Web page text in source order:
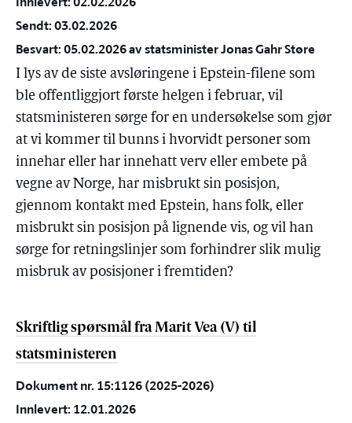
Sendt: 03.02.2026
Besvart: 05.02.2026 av statsminister Jonas Gahr Støre
I lys av de siste avsløringene i Epstein-filene som
ble offentliggjort første helgen i februar, vil
statsministeren sørge for en undersøkelse som gjør
at vi kommer til bunns i hvorvidt personer som
innehar eller har innehatt verv eller embete på
vegne av Norge, har misbrukt sin posisjon,
gjennom kontakt med Epstein, hans folk, eller
misbrukt sin posisjon på lignende vis, og vil han
sørge for retningslinjer som forhindrer slik mulig
misbruk av posisjoner i fremtiden?
Skriftlig spørsmål fra Marit Vea (V) til
statsministeren
Dokument nr. 15:1126 (2025-2026)
Innlevert: 12.01.2026